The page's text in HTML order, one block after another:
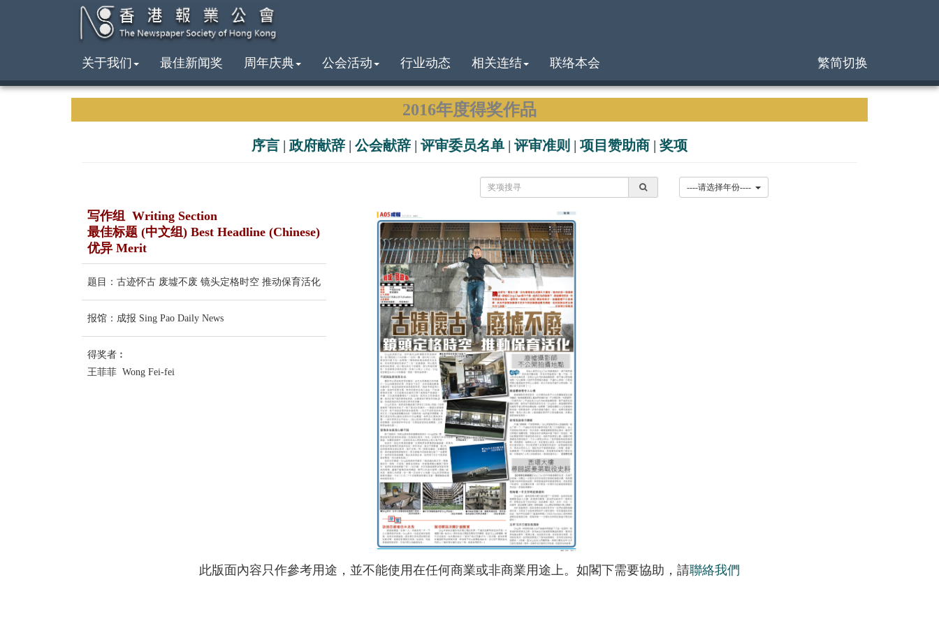
关于我们 最佳新闻奖 周年庆典 公会活动 行业动态 相关连结 联络本会 繁简切换
2016年度得奖作品
序言 | 政府献辞 | 公会献辞 | 评审委员名单 | 评审准则 | 项目赞助商 | 奖项
写作组 Writing Section
最佳标题 (中文组) Best Headline (Chinese)
优异 Merit
题目：古迹怀古 废墟不废 镜头定格时空 推动保育活化
报馆：成报 Sing Pao Daily News
得奖者︰
王菲菲 Wong Fei-fei
此版面內容只作參考用途，並不能使用在任何商業或非商業用途上。如閣下需要協助，請聯絡我們